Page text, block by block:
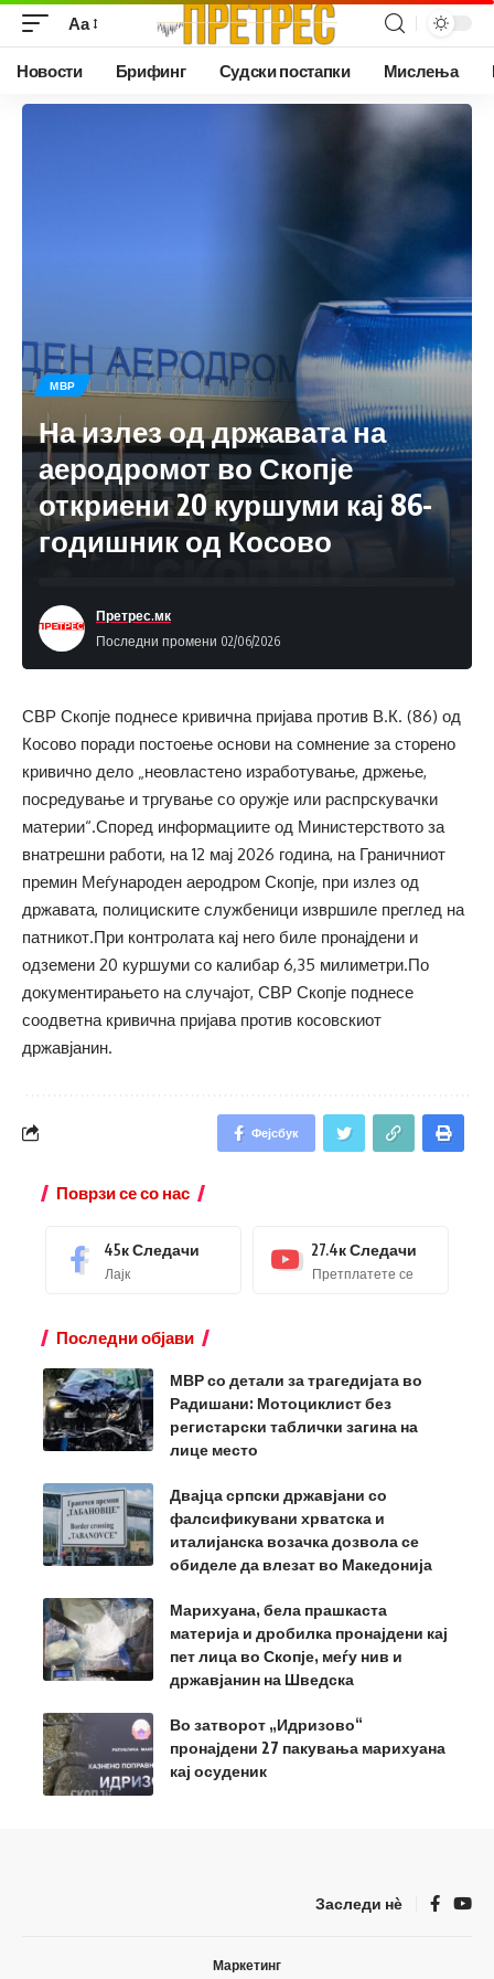
Аа
Новости Брифинг Судски постапки Мислења
МВР
На излез од државата на
аеродромот во Скопје
откриени 20 куршуми кај 86-
годишник од Косово
Последни промени 02/06/2026
Претрес.мк
СВР Скопје поднесе кривична пријава против В.К. (86) од
Косово поради постоење основи на сомнение за сторено
кривично дело „неовластено изработување, држење,
посредување и тргување со оружје или распрскувачки
материи“.Според информациите од Министерството за
внатрешни работи, на 12 мај 2026 година, на Граничниот
премин Меѓународен аеродром Скопје, при излез од
државата, полициските службеници извршиле преглед на
патникот.При контролата кај него биле пронајдени и
одземени 20 куршуми со калибар 6,35 милиметри.По
документирањето на случајот, СВР Скопје поднесе
соодветна кривична пријава против косовскиот
државјанин.
Фејсбук
Поврзи се со нас
45кСледачи
Лајк
27.4кСледачи
Претплатете се
Последни објави
МВР со детали за трагедијата во
Радишани: Мотоциклист без
регистарски таблички загина на
лице место
Двајца српски државјани со
фалсификувани хрватска и
италијанска возачка дозвола се
обиделе да влезат во Македонија
Марихуана, бела прашкаста
материја и дробилка пронајдени кај
пет лица во Скопје, меѓу нив и
државјанин на Шведска
Во затворот „Идризово“
пронајдени 27 пакувања марихуана
кај осуденик
Заследи нѐ
Маркетинг